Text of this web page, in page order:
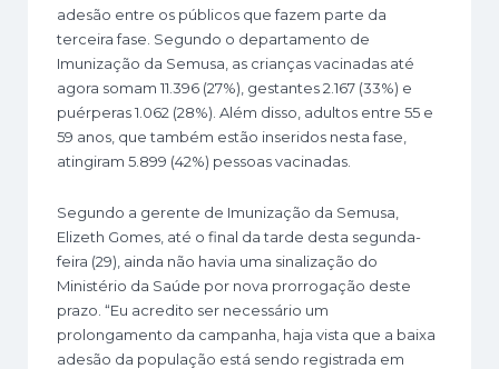
adesão entre os públicos que fazem parte da
terceira fase. Segundo o departamento de
Imunização da Semusa, as crianças vacinadas até
agora somam 11.396 (27%), gestantes 2.167 (33%) e
puérperas 1.062 (28%). Além disso, adultos entre 55 e
59 anos, que também estão inseridos nesta fase,
atingiram 5.899 (42%) pessoas vacinadas.
Segundo a gerente de Imunização da Semusa,
Elizeth Gomes, até o final da tarde desta segunda-
feira (29), ainda não havia uma sinalização do
Ministério da Saúde por nova prorrogação deste
prazo. “Eu acredito ser necessário um
prolongamento da campanha, haja vista que a baixa
adesão da população está sendo registrada em